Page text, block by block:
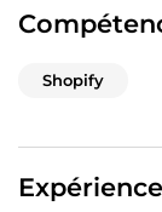
Il a fait son
m’a très bien
Shopify